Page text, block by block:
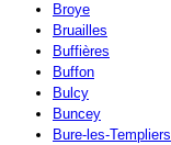
Broye
Bruailles
Buffières
Buffon
Bulcy
Buncey
Bure-les-Templiers